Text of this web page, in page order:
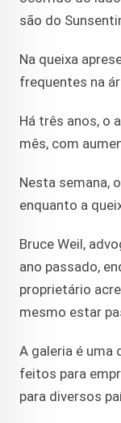
são do
Na queixa
frequentes na
Há três anos, o
mês, com
Nesta semana,
enquanto a
Bruce Weil,
ano passado,
proprietário
mesmo estar
A galeria é uma
feitos para
para diversos